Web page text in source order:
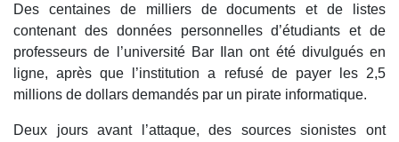
Des centaines de milliers de documents et de listes
contenant des données personnelles d’étudiants et de
professeurs de l’université Bar Ilan ont été divulgués en
ligne, après que l’institution a refusé de payer les 2,5
millions de dollars demandés par un pirate informatique.
Deux jours avant l’attaque, des sources sionistes ont